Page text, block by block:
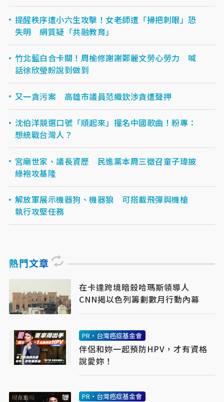
提醒秩序遭小六生攻擊！女老師遭「掃把刺眼」恐
失明 網質疑「共融教育」
竹北藍白合卡關！周榆修謝謝鄭麗文勞心勞力 喊
話徐欣瑩盼說到做到
又一貪污案 高雄市議員范織欽涉貪遭聲押
沈伯洋競選口號「順起來」撞名中國歌曲！粉專：
想統戰台灣人？
宮廟世家、議長資歷 民進黨本周三徵召童子瑋披
綠袍攻基隆
解放軍展示機器狗、機器狼 可搭載飛彈與機槍
執行攻堅任務
熱門文章
在卡達跨境暗殺哈瑪斯領導人
CNN揭以色列籌劃數月行動內幕
PR・台灣癌症基金會
伴侶和妳一起預防HPV，才有資格
說愛妳！
PR・台灣癌症基金會